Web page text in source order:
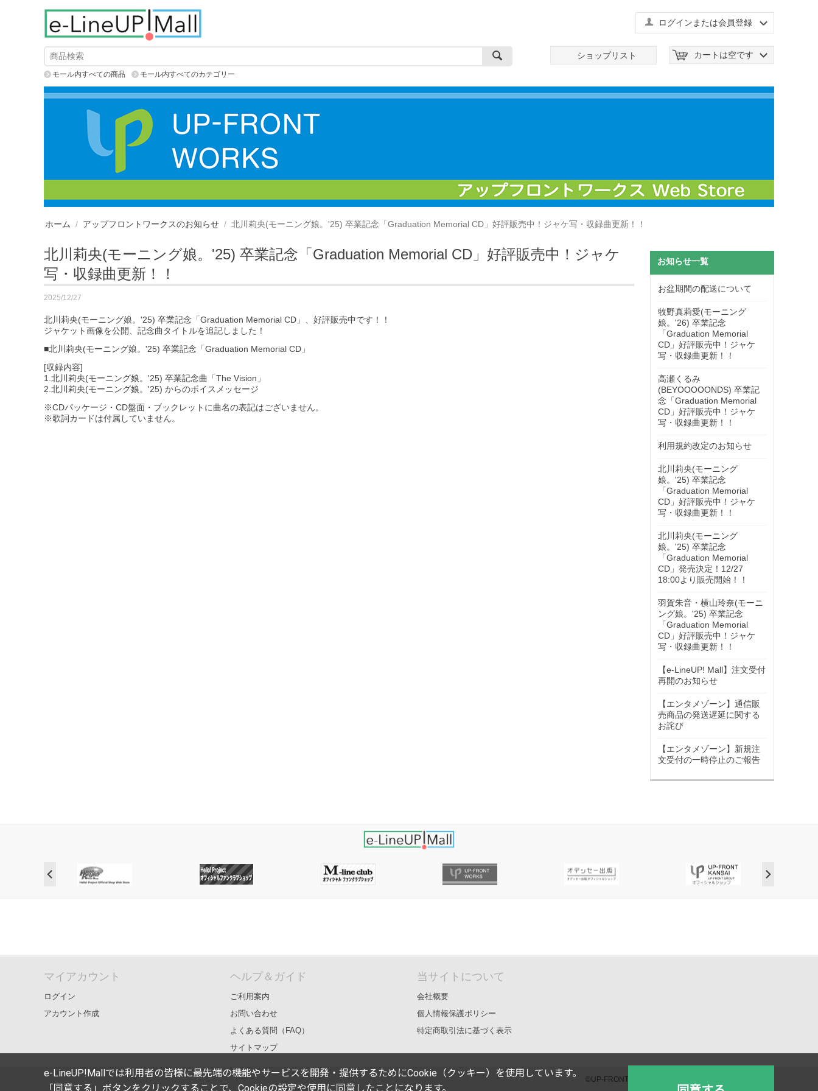
ログインまたは会員登録
カートは空です
ショップリスト
モール内すべての商品 モール内すべてのカテゴリー
ホーム / アップフロントワークスのお知らせ / 北川莉央(モーニング娘。'25) 卒業記念「Graduation Memorial CD」好評販売中！ジャケ写・収録曲更新！！
北川莉央(モーニング娘。'25) 卒業記念「Graduation Memorial CD」好評販売中！ジャケ
写・収録曲更新！！
2025/12/27
北川莉央(モーニング娘。'25) 卒業記念「Graduation Memorial CD」、好評販売中です！！
ジャケット画像を公開、記念曲タイトルを追記しました！
■北川莉央(モーニング娘。'25) 卒業記念「Graduation Memorial CD」
[収録内容]
1.北川莉央(モーニング娘。'25) 卒業記念曲「The Vision」
2.北川莉央(モーニング娘。'25) からのボイスメッセージ
※CDパッケージ・CD盤面・ブックレットに曲名の表記はございません。
※歌詞カードは付属していません。
お知らせ一覧
お盆期間の配送について
牧野真莉愛(モーニング
娘。'26) 卒業記念
「Graduation Memorial
CD」好評販売中！ジャケ
写・収録曲更新！！
高瀬くるみ
(BEYOOOOONDS) 卒業記
念「Graduation Memorial
CD」好評販売中！ジャケ
写・収録曲更新！！
利用規約改定のお知らせ
北川莉央(モーニング
娘。'25) 卒業記念
「Graduation Memorial
CD」好評販売中！ジャケ
写・収録曲更新！！
北川莉央(モーニング
娘。'25) 卒業記念
「Graduation Memorial
CD」発売決定！12/27
18:00より販売開始！！
羽賀朱音・横山玲奈(モーニ
ング娘。'25) 卒業記念
「Graduation Memorial
CD」好評販売中！ジャケ
写・収録曲更新！！
【e-LineUP! Mall】注文受付
再開のお知らせ
【エンタメゾーン】通信販
売商品の発送遅延に関する
お詫び
【エンタメゾーン】新規注
文受付の一時停止のご報告
マイアカウント
ログイン
アカウント作成
ヘルプ＆ガイド
ご利用案内
お問い合わせ
よくある質問（FAQ）
サイトマップ
当サイトについて
会社概要
個人情報保護ポリシー
特定商取引法に基づく表示
©UP-FRONT GROUP Co., Ltd. DC-FACTORY COMPANY
e-LineUP!Mallでは利用者の皆様に最先端の機能やサービスを開発・提供するためにCookie（クッキー）を使用しています。
「同意する」ボタンをクリックすることで、Cookieの設定や使用に同意したことになります。